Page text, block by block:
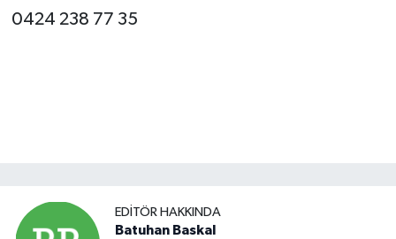
0424 238 77 35
EDITÖR HAKKINDA
Batuhan Baskal